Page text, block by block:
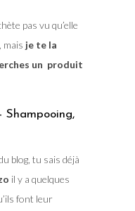
pas vu qu’elle
mais je te la
un produit
Shampooing,
blog, tu sais déjà
il y a quelques
font leur